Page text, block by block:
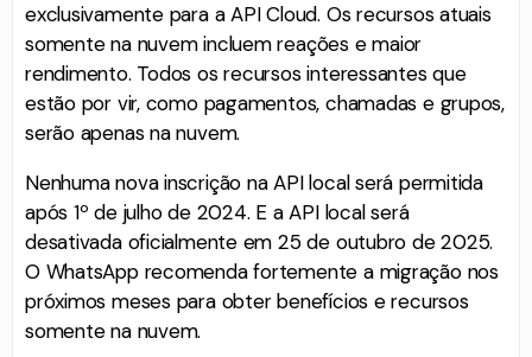
exclusivamente para a API Cloud. Os recursos atuais
somente na nuvem incluem reações e maior
rendimento. Todos os recursos interessantes que
estão por vir, como pagamentos, chamadas e grupos,
serão apenas na nuvem.
Nenhuma nova inscrição na API local será permitida
após 1º de julho de 2024. E a API local será
desativada oficialmente em 25 de outubro de 2025.
O WhatsApp recomenda fortemente a migração nos
próximos meses para obter benefícios e recursos
somente na nuvem.